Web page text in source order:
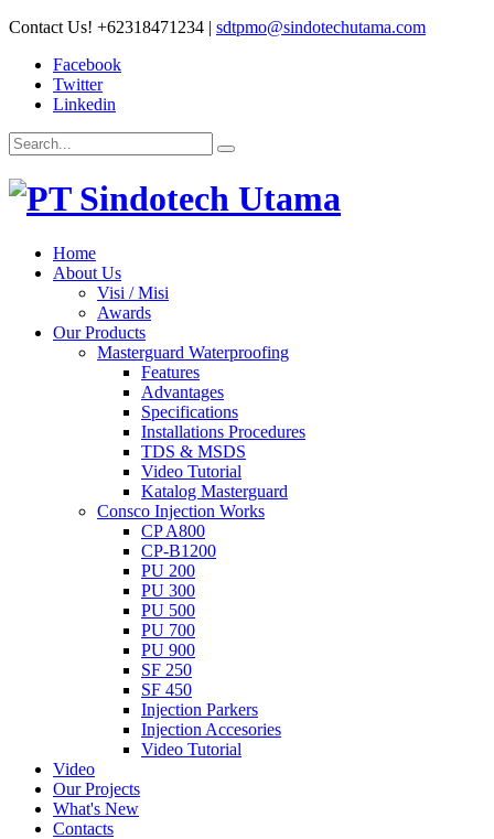
Contact Us! +62318471234 | sdtpmo@sindotechutama.com
Facebook
Twitter
Linkedin
Home
About Us
Visi / Misi
Awards
Our Products
Masterguard Waterproofing
Features
Advantages
Specifications
Installations Procedures
TDS & MSDS
Video Tutorial
Katalog Masterguard
Consco Injection Works
CP A800
CP-B1200
PU 200
PU 300
PU 500
PU 700
PU 900
SF 250
SF 450
Injection Parkers
Injection Accesories
Video Tutorial
Video
Our Projects
What's New
Contacts